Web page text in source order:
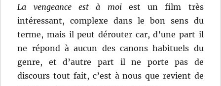
La vengeance est à moiest un film très
intéressant, complexe dans le bon sens du
terme, mais il peut dérouter car, d’une part il
ne répond à aucun des canons habituels du
genre, et d’autre part il ne porte pas de
discours tout fait, c’est à nous que revient de